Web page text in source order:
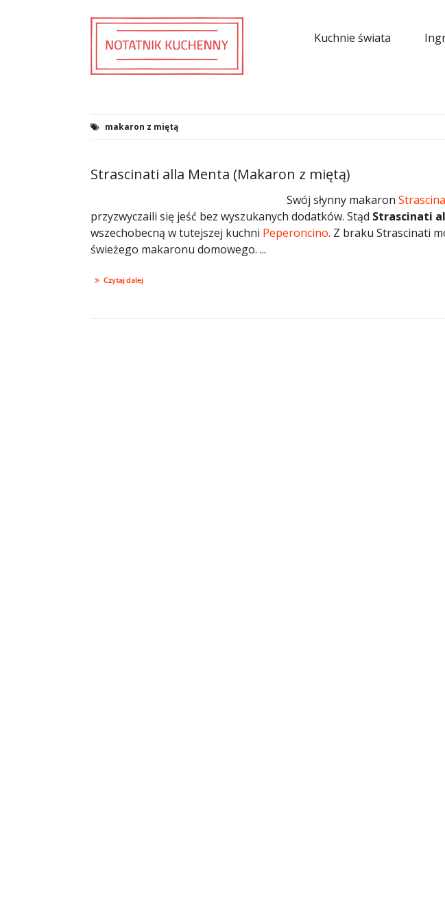
Kuchnie świata
makaron z miętą
Strascinati alla Menta (Makaron z miętą)
Swój słynny makaron
przyzwyczaili się jeść bez wyszukanych dodatków. Stąd Strascinati
wszechobecną w tutejszej kuchni Peperoncino. Z braku Strascinati
świeżego makaronu domowego. ...
Czytaj dalej